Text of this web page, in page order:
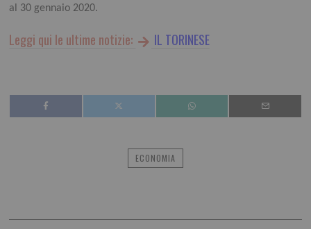
al 30 gennaio 2020.
Leggi qui le ultime notizie: IL TORINESE
ECONOMIA